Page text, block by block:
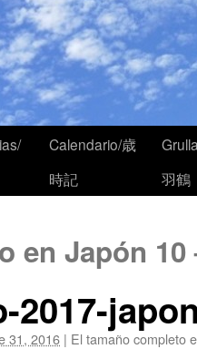
Calendario/歳
時記
羽鶴
en Japón 10
2017-
31, 2016 | El tamaño completo